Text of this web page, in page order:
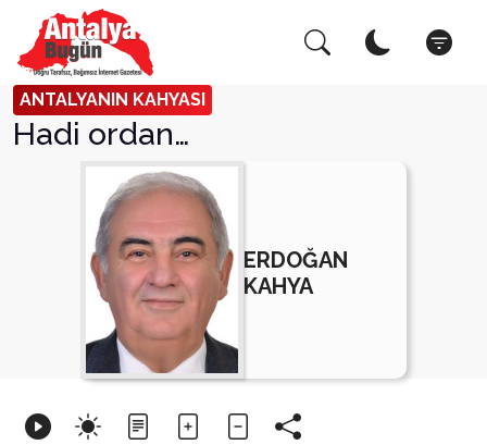
ANTALYANIN KAHYASI
Hadi ordan…
ERDOĞAN
KAHYA
Arama Yap! Kapat